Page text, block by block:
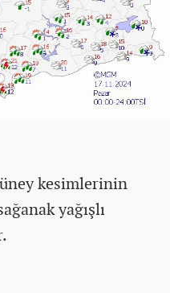
kesimlerinin
yağışlı